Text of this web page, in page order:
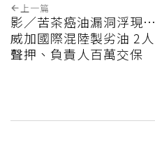
上一篇
影／苦茶癌油漏洞浮現…
威加國際混陸製劣油 2人
聲押、負責人百萬交保